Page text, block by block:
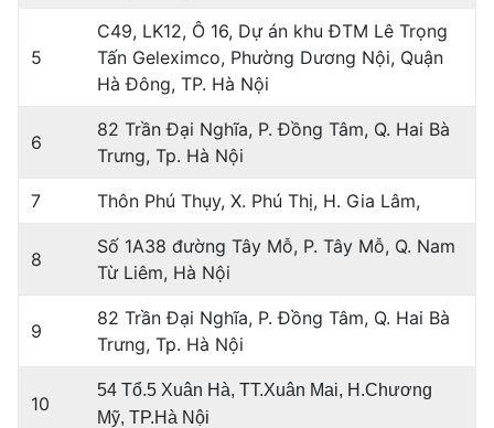
5
C49, LK12, Ô 16, Dự án khu ĐTM Lê Trọng
Tấn Geleximco, Phường Dương Nội, Quận
Hà Đông, TP. Hà Nội
6
82 Trần Đại Nghĩa, P. Đồng Tâm, Q. Hai Bà
Trưng, Tp. Hà Nội
7 Thôn Phú Thụy, X. Phú Thị, H. Gia Lâm,
8
Số 1A38 đường Tây Mỗ, P. Tây Mỗ, Q. Nam
Từ Liêm, Hà Nội
9
82 Trần Đại Nghĩa, P. Đồng Tâm, Q. Hai Bà
Trưng, Tp. Hà Nội
10
54 Tổ.5 Xuân Hà, TT.Xuân Mai, H.Chương
Mỹ, TP.Hà Nội